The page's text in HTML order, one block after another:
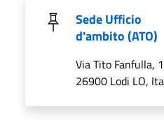
Sede Ufficio
d'ambito (ATO)
Via Tito Fanfulla,
26900 Lodi LO,